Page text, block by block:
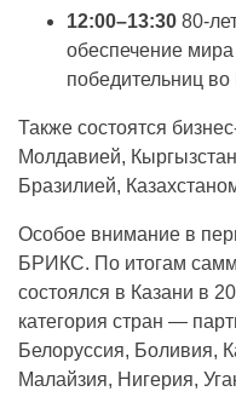
12:00–13:30 80-
обеспечение мира
победительниц
Также состоятся
Молдавией,
Бразилией,
Особое внимание в
БРИКС. По итогам
состоялся в Казани в
категория стран —
Белоруссия, Боливия,
Малайзия, Нигерия,